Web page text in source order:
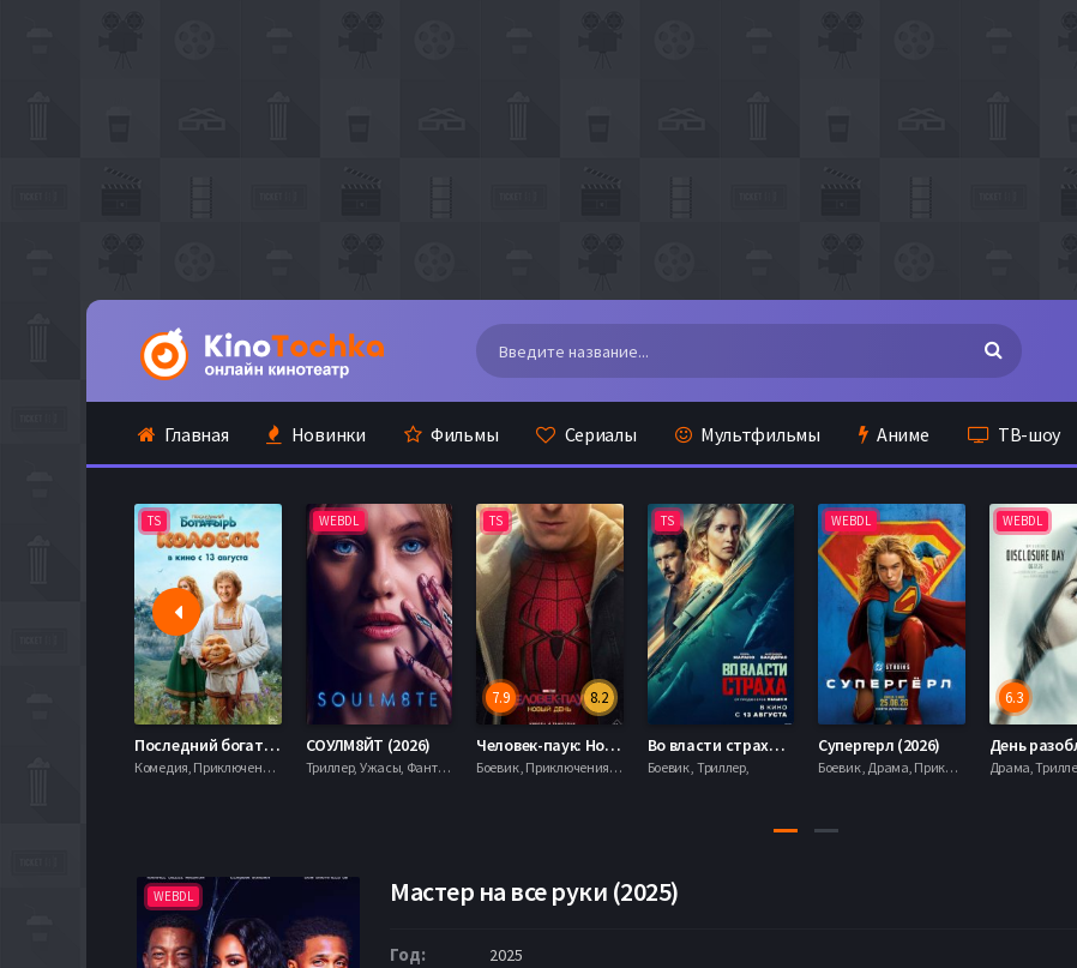
Главная Новинки Фильмы Сериалы Мультфильмы Аниме ТВ-шоу
TS
Последний богатырь. Колобок (2026)
Комедия, Приключения, Фэнтези,
WEBDL
СОУЛМ8ЙТ (2026)
Триллер, Ужасы, Фантастика,
TS
8.2
7.9
Человек-паук: Новый день (2026)
Боевик , Приключения, Фантастика, Фэнтези,
TS
Во власти страха (2026)
Боевик , Триллер,
WEBDL
Супергерл (2026)
Боевик , Драма, Приключения, Фантастика,
WEBDL
6.3
WEBDL Мастер на все руки (2025)
Год: 2025